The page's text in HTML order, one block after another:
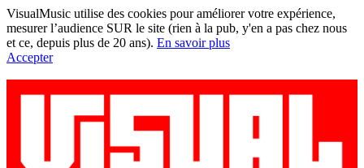
VisualMusic utilise des cookies pour améliorer votre expérience,
mesurer l’audience SUR le site (rien à la pub, y'en a pas chez nous
et ce, depuis plus de 20 ans). En savoir plus
Accepter